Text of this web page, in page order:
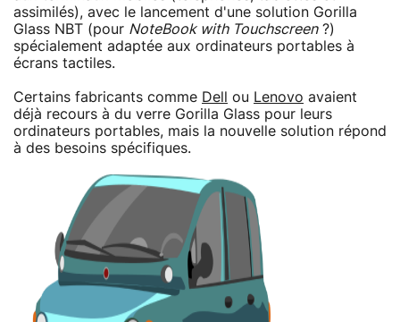
assimilés), avec le lancement d'une solution Gorilla
Glass NBT (pour NoteBook with Touchscreen?)
spécialement adaptée aux ordinateurs portables à
écrans tactiles.
Certains fabricants comme Dell ou Lenovo avaient
déjà recours à du verre Gorilla Glass pour leurs
ordinateurs portables, mais la nouvelle solution répond
à des besoins spécifiques.